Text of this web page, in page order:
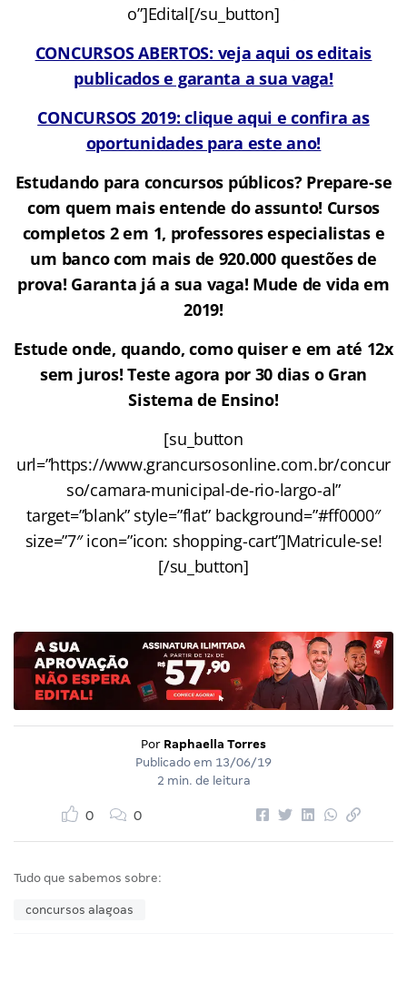
o”]Edital[/su_button]
CONCURSOS ABERTOS: veja aqui os editais
publicados e garanta a sua vaga!
CONCURSOS 2019: clique aqui e confira as
oportunidades para este ano!
Estudando para concursos públicos? Prepare-se
com quem mais entende do assunto! Cursos
completos 2 em 1, professores especialistas e
um banco com mais de 920.000 questões de
prova! Garanta já a sua vaga! Mude de vida em
2019!
Estude onde, quando, como quiser e em até 12x
sem juros! Teste agora por 30 dias o Gran
Sistema de Ensino!
[su_button
url=”https://www.grancursosonline.com.br/concur
so/camara-municipal-de-rio-largo-al”
target=”blank” style=”flat” background=”#ff0000″
size=”7″ icon=”icon: shopping-cart”]Matricule-se!
[/su_button]
Por Raphaella Torres
Publicado em 13/06/19
2 min. de leitura
0 0
Tudo que sabemos sobre:
concursos alagoas